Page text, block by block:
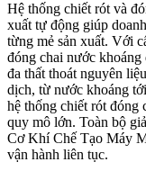
Hệ thống chiết rót và
xuất tự động giúp
từng mẻ sản xuất. Với
đóng chai nước khoáng
đa thất thoát nguyên
dịch, từ nước khoáng
hệ thống chiết rót đóng
quy mô lớn. Toàn bộ
Cơ Khí Chế Tạo Máy
vận hành liên tục.